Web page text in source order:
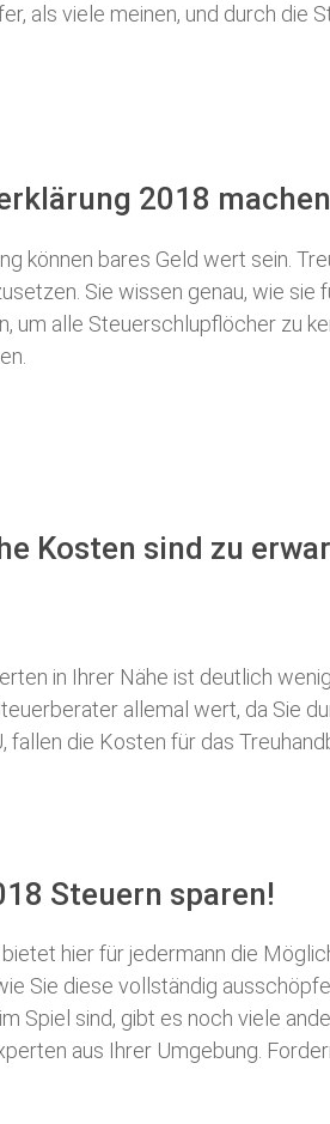
als viele meinen, und durch
2018
können bares Geld wert sein.
Sie wissen genau, wie sie
um alle Steuerschlupflöcher zu
Kosten sind zu
in Ihrer Nähe ist deutlich
allemal wert, da Sie
die Kosten für das
Steuern sparen!
hier für jedermann die
Sie diese vollständig
Spiel sind, gibt es noch viele
aus Ihrer Umgebung.